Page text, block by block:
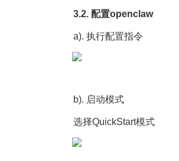
3.2. 配置openclaw
a). 执行配置指令
b). 启动模式
选择QuickStart模式